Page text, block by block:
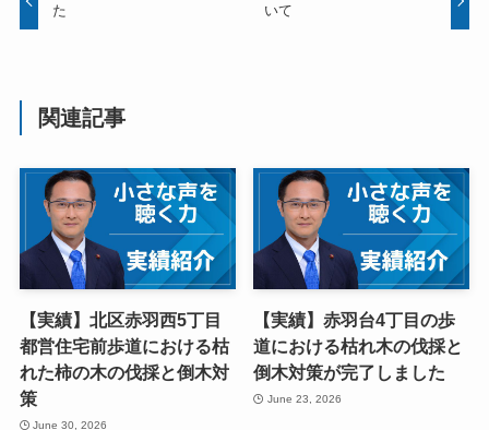
た
いて
関連記事
【実績】北区赤羽西5丁目
都営住宅前歩道における枯
れた柿の木の伐採と倒木対
策
June 30, 2026
【実績】赤羽台4丁目の歩
道における枯れ木の伐採と
倒木対策が完了しました
June 23, 2026